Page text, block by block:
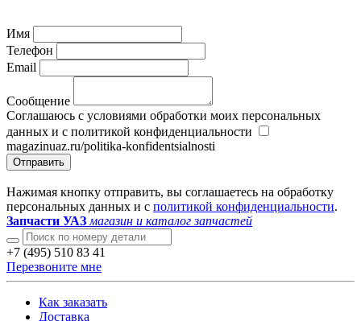
Имя
Телефон
Email
Сообщение
Соглашаюсь с условиями обработки моих персональных
данных и с политикой конфиденциальности
magazinuaz.ru/politika-konfidentsialnosti
Отправить
Нажимая кнопку отправить, вы соглашаетесь на обработку
персональных данных и с политикой конфиденциальности.
Запчасти УАЗ магазин и каталог запчастей
+7 (495) 510 83 41
Перезвоните мне
Как заказать
Доставка